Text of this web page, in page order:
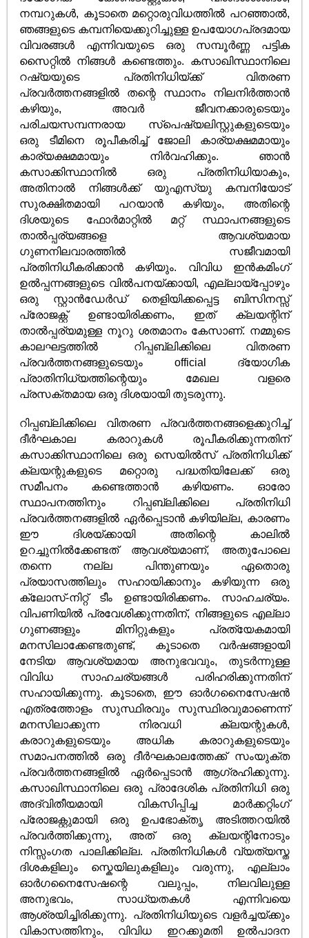
നമ്പറുകൾ‌, കൂടാതെ മറ്റൊരുവിധത്തിൽ‌ പറഞ്ഞാൽ‌,
ഞങ്ങളുടെ കമ്പനിയെക്കുറിച്ചുള്ള ഉപയോഗപ്രദമായ
വിവരങ്ങൾ‌ എന്നിവയുടെ ഒരു സമ്പൂർ‌ണ്ണ പട്ടിക
സൈറ്റിൽ‌ നിങ്ങൾ‌ കണ്ടെത്തും. കസാഖിസ്ഥാനിലെ
റഷ്യയുടെ പ്രതിനിധിയ്ക്ക് വിതരണ
പ്രവർത്തനങ്ങളിൽ തന്റെ സ്ഥാനം നിലനിർത്താൻ
കഴിയും, അവർ ജീവനക്കാരുടെയും
പരിചയസമ്പന്നരായ സ്പെഷ്യലിസ്റ്റുകളുടെയും
ഒരു ടീമിനെ രൂപീകരിച്ച് ജോലി കാര്യക്ഷമമായും
കാര്യക്ഷമമായും നിർവഹിക്കും. ഞാൻ
കസാക്കിസ്ഥാനിൽ ഒരു പ്രതിനിധിയാകും,
അതിനാൽ നിങ്ങൾക്ക് യു‌എസ്‌യു കമ്പനിയോട്
സുരക്ഷിതമായി പറയാൻ കഴിയും, അതിന്റെ
ദിശയുടെ ഫോർമാറ്റിൽ മറ്റ് സ്ഥാപനങ്ങളുടെ
താൽ‌പ്പര്യങ്ങളെ ആവശ്യമായ
ഗുണനിലവാരത്തിൽ സജീവമായി
പ്രതിനിധീകരിക്കാൻ കഴിയും. വിവിധ ഇൻ‌കമിംഗ്
ഉൽ‌പ്പന്നങ്ങളുടെ വിൽ‌പനയ്‌ക്കായി, എല്ലായ്പ്പോഴും
ഒരു സ്റ്റാൻ‌ഡേർഡ് തെളിയിക്കപ്പെട്ട ബിസിനസ്സ്
പ്രോജക്റ്റ് ഉണ്ടായിരിക്കണം, ഇത് ക്ലയന്റിന്
താൽ‌പ്പര്യമുള്ള നൂറു ശതമാനം കേസാണ്. നമ്മുടെ
കാലഘട്ടത്തിൽ റിപ്പബ്ലിക്കിലെ വിതരണ
പ്രവർത്തനങ്ങളുടെയും official ദ്യോഗിക
പ്രാതിനിധ്യത്തിന്റെയും മേഖല വളരെ
പ്രസക്തമായ ഒരു ദിശയായി തുടരുന്നു.
റിപ്പബ്ലിക്കിലെ വിതരണ പ്രവർത്തനങ്ങളെക്കുറിച്ച്
ദീർഘകാല കരാറുകൾ രൂപീകരിക്കുന്നതിന്
കസാക്കിസ്ഥാനിലെ ഒരു സെയിൽസ് പ്രതിനിധിക്ക്
ക്ലയന്റുകളുടെ മറ്റൊരു പദ്ധതിയിലേക്ക് ഒരു
സമീപനം കണ്ടെത്താൻ കഴിയണം. ഓരോ
സ്ഥാപനത്തിനും റിപ്പബ്ലിക്കിലെ പ്രതിനിധി
പ്രവർത്തനങ്ങളിൽ ഏർപ്പെടാൻ കഴിയില്ല, കാരണം
ഈ ദിശയ്ക്കായി അതിന്റെ കാലിൽ
ഉറച്ചുനിൽക്കേണ്ടത് ആവശ്യമാണ്, അതുപോലെ
തന്നെ നല്ല പിന്തുണയും ഏതൊരു
പ്രയാസത്തിലും സഹായിക്കാനും കഴിയുന്ന ഒരു
ക്ലോസ്-നിറ്റ് ടീം ഉണ്ടായിരിക്കണം. സാഹചര്യം.
വിപണിയിൽ‌ പ്രവേശിക്കുന്നതിന്, നിങ്ങളുടെ എല്ലാ
ഗുണങ്ങളും മിനിറ്റുകളും പ്രത്യേകമായി
മനസിലാക്കേണ്ടതുണ്ട്, കൂടാതെ വർഷങ്ങളായി
നേടിയ ആവശ്യമായ അനുഭവവും, തുടർന്നുള്ള
വിവിധ സാഹചര്യങ്ങൾ‌ പരിഹരിക്കുന്നതിന്
സഹായിക്കുന്നു. കൂടാതെ, ഈ ഓർഗനൈസേഷൻ
എത്രത്തോളം സുസ്ഥിരവും സുസ്ഥിരവുമാണെന്ന്
മനസിലാക്കുന്ന നിരവധി ക്ലയന്റുകൾ,
കരാറുകളുടെയും അധിക കരാറുകളുടെയും
സമാപനത്തിൽ ഒരു ദീർഘകാലത്തേക്ക് സംയുക്ത
പ്രവർത്തനങ്ങളിൽ ഏർപ്പെടാൻ ആഗ്രഹിക്കുന്നു.
കസാഖിസ്ഥാനിലെ ഒരു പ്രാദേശിക പ്രതിനിധി ഒരു
അദ്വിതീയമായി വികസിപ്പിച്ച മാർക്കറ്റിംഗ്
പ്രോജക്റ്റുമായി ഒരു ഉപഭോക്തൃ അടിത്തറയിൽ
പ്രവർത്തിക്കുന്നു, അത് ഒരു ക്ലയന്റിനോടും
നിസ്സംഗത പാലിക്കില്ല. പ്രതിനിധികൾ വ്യത്യസ്ത
ദിശകളിലും സ്കെയിലുകളിലും വരുന്നു, എല്ലാം
ഓർഗനൈസേഷന്റെ വലുപ്പം, നിലവിലുള്ള
അനുഭവം, സാധ്യതകൾ എന്നിവയെ
ആശ്രയിച്ചിരിക്കുന്നു. പ്രതിനിധിയുടെ വളർച്ചയ്ക്കും
വികാസത്തിനും, വിവിധ ഇറക്കുമതി ഉൽ‌പാദന